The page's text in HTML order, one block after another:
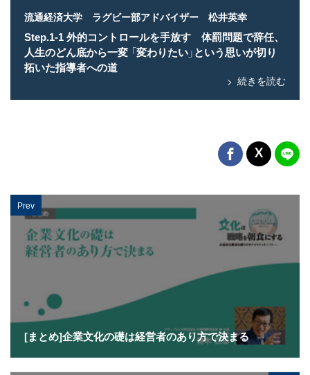
流通経済大学 ラグビー部アドバイザー 松井英幸
Step.1-1 外的コントロールを手放す 体罰問題で辞任、
人生のどん底から一変 「変わりたい」という思いが切り
拓いた指導者への道
続きを読む
Prev
[まとめ]企業文化の礎は経営者のあり方で決まる